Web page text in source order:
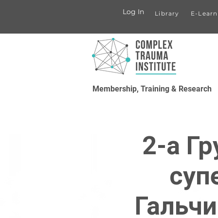
Log In Library E-
Membership, Training & Research
2-а